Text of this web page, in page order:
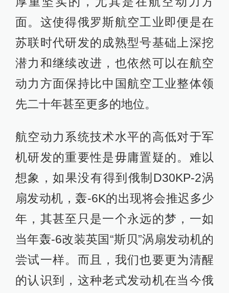
面。这使得俄罗斯航空工业即便是在
苏联时代研发的成熟型号基础上深挖
潜力和继续改进，也依然可以在航空
动力方面保持比中国航空工业整体领
先二十年甚至更多的地位。
航空动力系统技术水平的高低对于军
机研发的重要性是毋庸置疑的。难以
想象，如果没有得到俄制D30KP-2涡
扇发动机，轰-6K的出现将会推迟多少
年，其甚至只是一个永远的梦，一如
当年轰-6改装英国“斯贝”涡扇发动机的
尝试一样。而且，我们也要更为清醒
的认识到，这种老式发动机在当今俄